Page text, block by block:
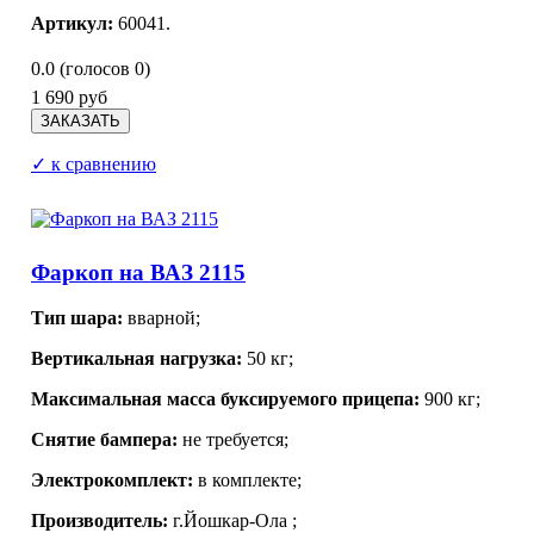
Артикул: 60041.
0.0 (голосов 0)
1 690 руб
✓ к сравнению
Фаркоп на ВАЗ 2115
Тип шара: вварной;
Вертикальная нагрузка: 50 кг;
Максимальная масса буксируемого прицепа: 900 кг;
Снятие бампера: не требуется;
Электрокомплект: в комплекте;
Производитель: г.Йошкар-Ола ;